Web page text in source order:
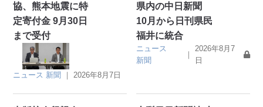
協、熊本地震に特
定寄付金 9月30日
まで受付
ニュース 新聞 ｜ 2026年8月7日
県内の中日新聞
10月から日刊県民
福井に統合
ニュース
新聞
｜
2026年8月7
日